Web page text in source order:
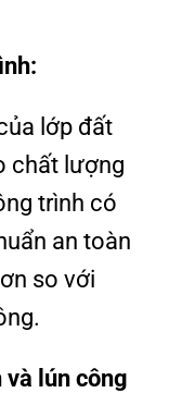
lớp đất
chất lượng
trình có
an toàn
so với
và lún công